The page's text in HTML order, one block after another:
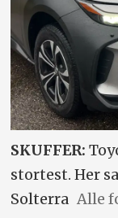
SKUFFER:
stortest. Her
Solterra Alle